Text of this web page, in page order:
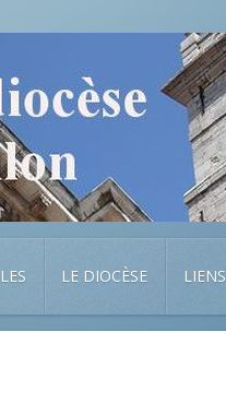
LE DIOCÈSE LIENS